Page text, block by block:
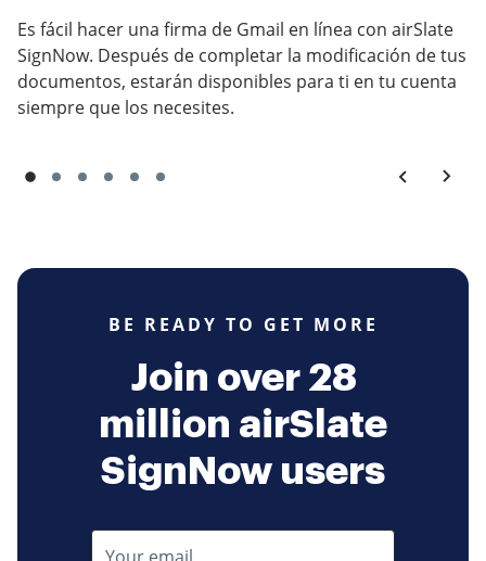
Es fácil hacer una firma de Gmail en línea con airSlate
SignNow. Después de completar la modificación de tus
documentos, estarán disponibles para ti en tu cuenta
siempre que los necesites.
BE READY TO GET MORE
Join over 28
million airSlate
SignNow users